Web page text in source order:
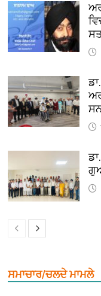
ਸਮਾਚਾਰ/ਚਲਦੇ ਮਾਮਲੇ